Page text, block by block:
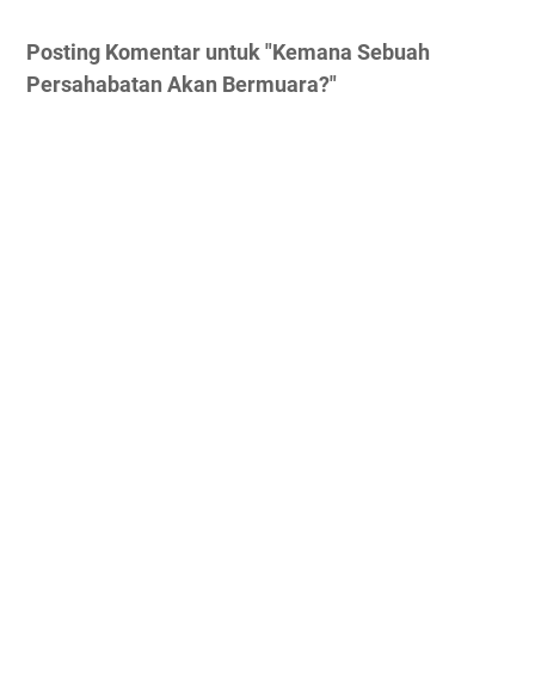
Posting Komentar untuk "Kemana Sebuah
Persahabatan Akan Bermuara?"